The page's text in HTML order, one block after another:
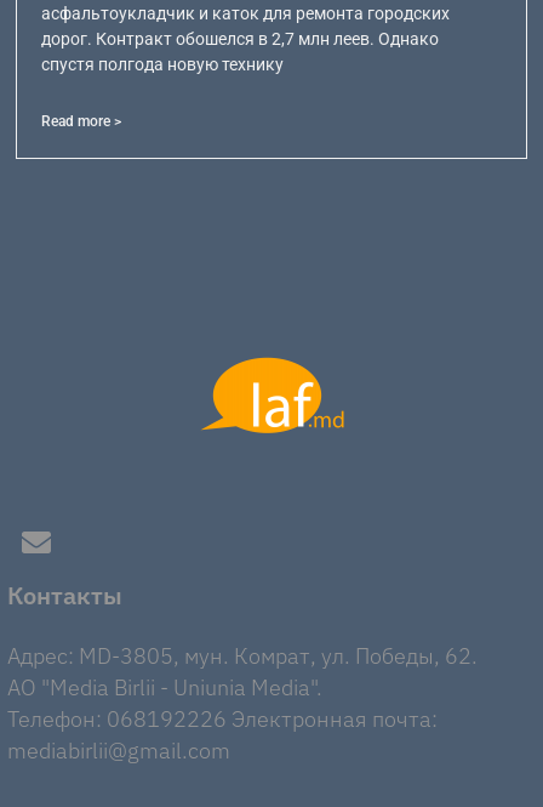
асфальтоукладчик и каток для ремонта городских
дорог. Контракт обошелся в 2,7 млн леев. Однако
спустя полгода новую технику
Read more >
Контакты
Адрес: MD-3805, мун. Комрат, ул. Победы, 62.
AO "Media Birlii - Uniunia Media".
Телефон: 068192226 Электронная почта:
mediabirlii@gmail.com